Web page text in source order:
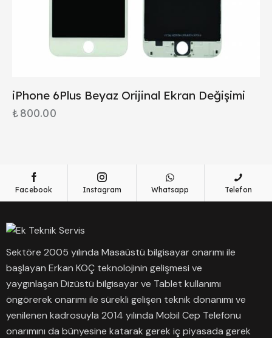
iPhone 6Plus Beyaz Orijinal Ekran Değişimi
₺800.00
Facebook Instagram Whatsapp Telefon
Sektöre 2005 yılında Masaüstü bilgisayar onarımı ile
başlayan Erkan KOÇ teknolojinin gelişmesi ve
yaygınlaşan Dizüstü bilgisayar ve Tablet kullanımı
öngörerek onarımı ile sürekli gelişen teknik donanımı ve
yenilenen kadrosuyla 2014 yılında Mobil Cep Telefonu
onarımını da bünyesine katarak gerek iç piyasada gerek